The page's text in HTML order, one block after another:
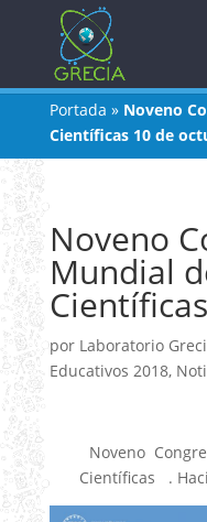
Portada » Noveno
Científicas 10 de
Noveno
Mundial
por Laboratorio
Educativos 2018,
Noveno
Científicas .